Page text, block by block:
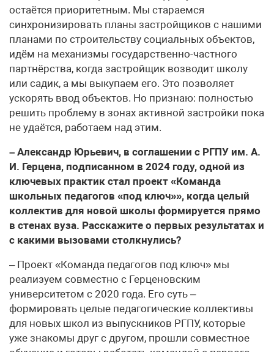
остаётся приоритетным. Мы стараемся
синхронизировать планы застройщиков с нашими
планами по строительству социальных объектов,
идём на механизмы государственно-частного
партнёрства, когда застройщик возводит школу
или садик, а мы выкупаем его. Это позволяет
ускорять ввод объектов. Но признаю: полностью
решить проблему в зонах активной застройки пока
не удаётся, работаем над этим.
– Александр Юрьевич, в соглашении с РГПУ им. А.
И. Герцена, подписанном в 2024 году, одной из
ключевых практик стал проект «Команда
школьных педагогов «под ключ»», когда целый
коллектив для новой школы формируется прямо
в стенах вуза. Расскажите о первых результатах и
с какими вызовами столкнулись?
– Проект «Команда педагогов под ключ» мы
реализуем совместно с Герценовским
университетом с 2020 года. Его суть –
формировать целые педагогические коллективы
для новых школ из выпускников РГПУ, которые
уже знакомы друг с другом, прошли совместное